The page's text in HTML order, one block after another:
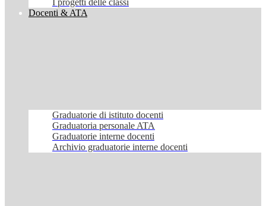
I progetti delle classi
Docenti & ATA
Graduatorie di istituto docenti
Graduatoria personale ATA
Graduatorie interne docenti
Archivio graduatorie interne docenti